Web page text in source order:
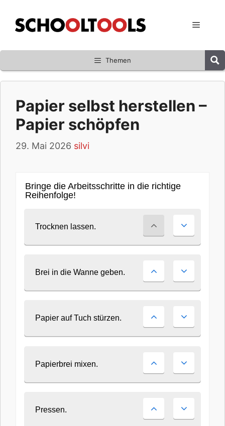
Inhalt
springen
Menü
Themen
Papier selbst herstellen –
Papier schöpfen
29. Mai 2026 silvi